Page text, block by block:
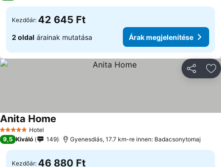
Kezdőár: 42 645 Ft
2 oldal árainak mutatása Árak megjelenítése
5 KategóriaHotel
Anita Home
9,5 Kiváló 149 Gyenesdiás, 17.7 km-re innen: Badacsonytomaj
Kezdőár: 46 880 Ft